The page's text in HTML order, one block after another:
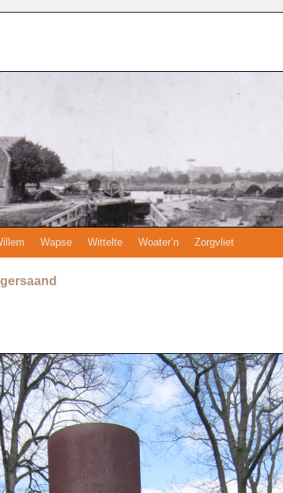
Wapse Wittelte Woater’n Zorgvliet